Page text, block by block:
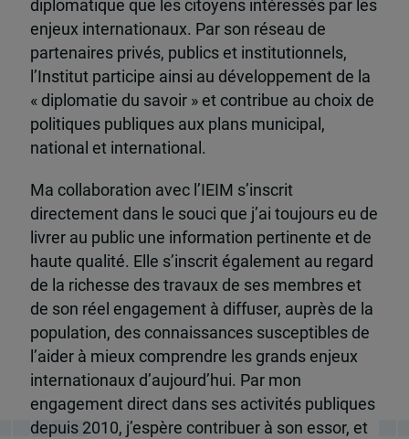
diplomatique que les citoyens intéressés par les
enjeux internationaux. Par son réseau de
partenaires privés, publics et institutionnels,
l’Institut participe ainsi au développement de la
« diplomatie du savoir » et contribue au choix de
politiques publiques aux plans municipal,
national et international.
Ma collaboration avec l’IEIM s’inscrit
directement dans le souci que j’ai toujours eu de
livrer au public une information pertinente et de
haute qualité. Elle s’inscrit également au regard
de la richesse des travaux de ses membres et
de son réel engagement à diffuser, auprès de la
population, des connaissances susceptibles de
l’aider à mieux comprendre les grands enjeux
internationaux d’aujourd’hui. Par mon
engagement direct dans ses activités publiques
depuis 2010, j’espère contribuer à son essor, et